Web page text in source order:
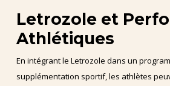
Letrozole et
Athlétiques
En intégrant le Letrozole dans un
supplémentation sportif, les athlètes